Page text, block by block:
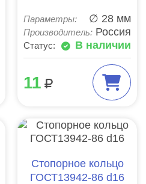
Параметры: ∅ 28 мм
Производитель: Россия
Статус: В наличии
11
Стопорное кольцо
ГОСТ13942-86 d16